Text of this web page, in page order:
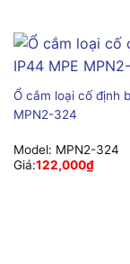
Ổ cắm loại cố định
MPN2-324
Model: MPN2-324
Giá:122,000₫